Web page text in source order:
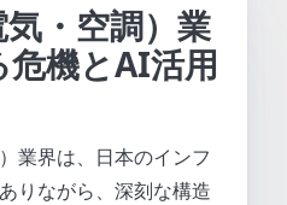
・空調）業
機とAI活用
業界は、日本のインフ
りながら、深刻な構造